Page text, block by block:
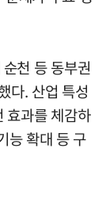
천 등 동부권
다. 산업 특성
효과를 체감하
능 확대 등 구